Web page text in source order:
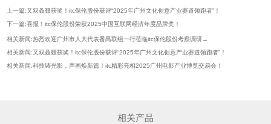
上一篇:又双叒叕获奖！itc保伦股份获评“2025年广州文化创意产业赛道领跑者”！
下一篇:喜报！itc保伦股份荣获2025中国互联网经济年度品牌奖！
相关新闻:热烈欢迎广州市人大代表番禺联组一行莅临itc保伦股份考察调研→
相关新闻:又双叒叕获奖！itc保伦股份获评“2025年广州文化创意产业赛道领跑者”！
相关新闻:科技铸光影，声画焕新篇！itc精彩亮相2025广州电影产业博览交易会！
相关产品